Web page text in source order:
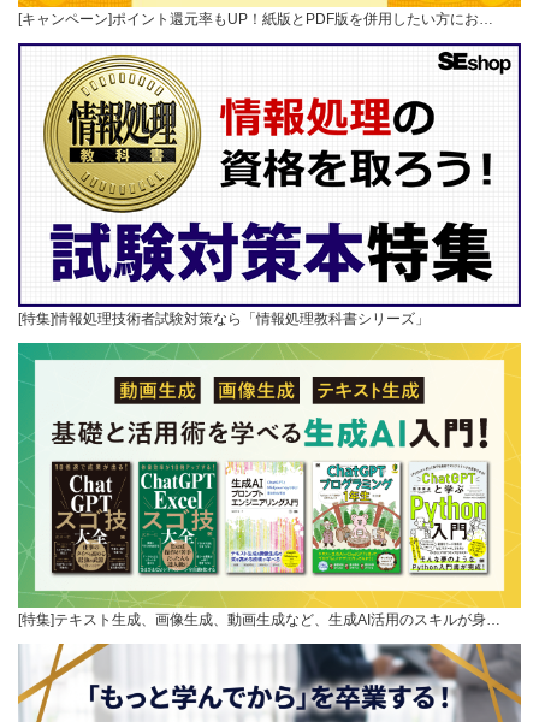
[キャンペーン]ポイント還元率もUP！紙版とPDF版を併用したい方にお…
[特集]情報処理技術者試験対策なら「情報処理教科書シリーズ」
[特集]テキスト生成、画像生成、動画生成など、生成AI活用のスキルが身…